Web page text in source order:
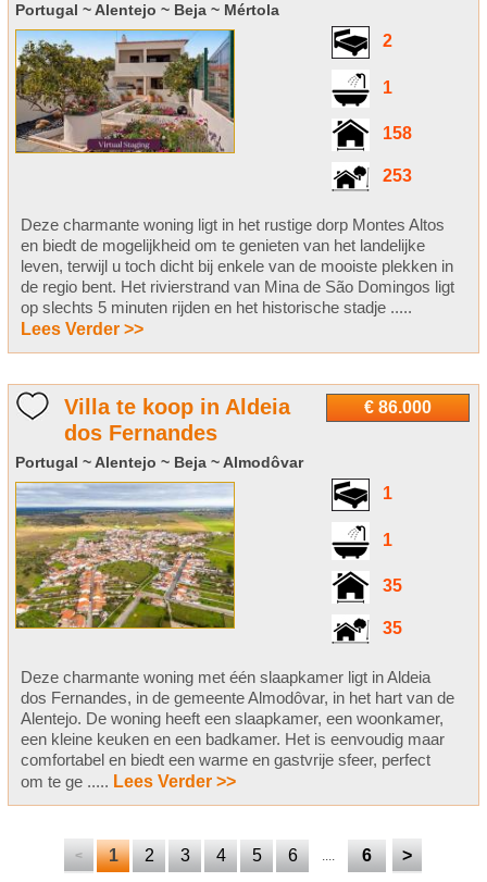
Portugal ~ Alentejo ~ Beja ~ Mértola
2
1
158
253
Deze charmante woning ligt in het rustige dorp Montes Altos
en biedt de mogelijkheid om te genieten van het landelijke
leven, terwijl u toch dicht bij enkele van de mooiste plekken in
de regio bent. Het rivierstrand van Mina de São Domingos ligt
op slechts 5 minuten rijden en het historische stadje .....
Lees Verder >>
€ 86.000
Villa te koop in Aldeia
dos Fernandes
Portugal ~ Alentejo ~ Beja ~ Almodôvar
1
1
35
35
Deze charmante woning met één slaapkamer ligt in Aldeia
dos Fernandes, in de gemeente Almodôvar, in het hart van de
Alentejo. De woning heeft een slaapkamer, een woonkamer,
een kleine keuken en een badkamer. Het is eenvoudig maar
comfortabel en biedt een warme en gastvrije sfeer, perfect
om te ge ..... Lees Verder >>
< 1 2 3 4 5 6 .... 6 >